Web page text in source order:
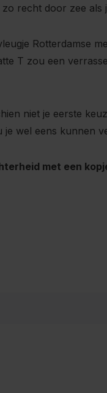
recht door zee als
Rotterdamse
T zou een
niet je eerste
wel eens kunnen
met een